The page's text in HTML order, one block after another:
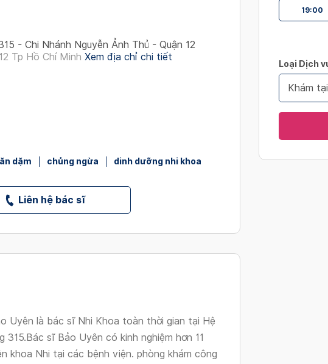
- Chi Nhánh Nguyễn Ảnh Thủ - Quận 12
Tp Hồ Chí Minh Xem địa chỉ chi tiết
dặm chủng ngừa dinh dưỡng nhi khoa
Liên hệ bác sĩ
Uyên là bác sĩ Nhi Khoa toàn thời gian tại Hệ
sĩ Bảo Uyên có kinh nghiệm hơn 11
khoa Nhi tại các bệnh viện. phòng khám công
select
a
the
question
key
get
19:00
Loại Dịch
Khám